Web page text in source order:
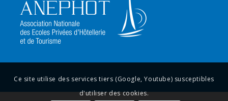
Ce site utilise des services tiers (Google, Youtube) susceptibles
d'utiliser des cookies.